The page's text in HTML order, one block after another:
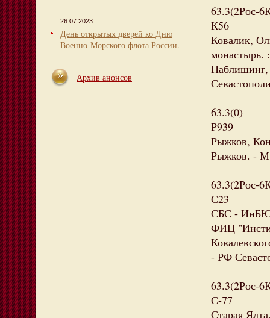
26.07.2023
День открытых дверей ко Дню
Военно-Морского флота России.
Архив анонсов
63.3(2Рос-
К56
Ковалик,
Паблишинг,
63.3(0)
Р939
Рыжков,
Рыжков. -
63.3(2Рос-
С23
СБС -
ФИЦ
- РФ
63.3(2Рос-
С-77
Старая